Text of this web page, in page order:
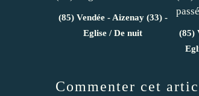
(85) Vendée - Aizenay (33) -
Eglise / De nuit
(85)
Commenter cet